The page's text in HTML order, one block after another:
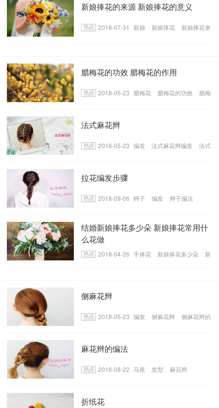
新娘捧花的来源 新娘捧花的意义
2018-07-31 新娘 新娘捧花
新娘捧花来
腊梅花的功效 腊梅花的作用
2018-05-23 腊梅花 腊梅花的功效
腊梅
法式麻花辫
2018-05-23 编发 法式麻花辫编发
法式
拉花编发步骤
2018-09-06 辫子 编发 辫子编法
结婚新娘捧花多少朵 新娘捧花常用什
么花做
2018-04-26 手捧花 新娘捧花多少朵
新
侧麻花辫
2018-05-23 编发 侧麻花辫
侧麻花辫的
麻花辫的编法
2018-08-22 马尾 发型 麻花辫
折纸花